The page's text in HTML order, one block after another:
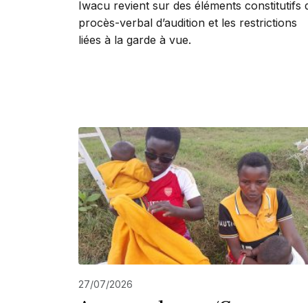
Iwacu revient sur des éléments constitutifs
procès-verbal d’audition et les restrictions
liées à la garde à vue.
27/07/2026